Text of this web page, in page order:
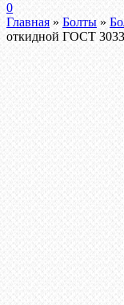
0
Главная » Болты »
откидной ГОСТ